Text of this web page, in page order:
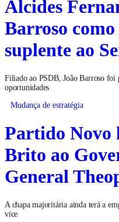
Alcides
Barroso
suplente ao
Filiado ao PSDB, João Barroso foi
oportunidades
Mudança de estratégia
Partido Novo
Brito ao
General
A chapa majoritária ainda terá a
vice